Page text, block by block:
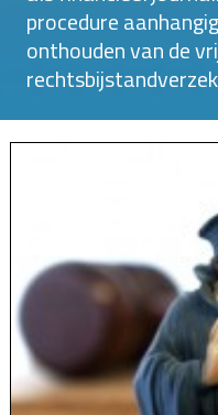
procedure
onthouden van de